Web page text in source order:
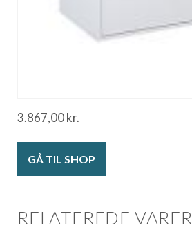
3.867,00kr.
GÅ TIL SHOP
RELATEREDE VARER